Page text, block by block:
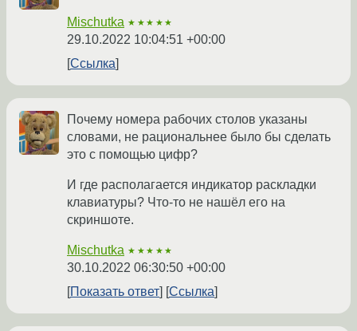
Mischutka ★★★★★
29.10.2022 10:04:51 +00:00
Ссылка
Почему номера рабочих столов указаны
словами, не рациональнее было бы сделать
это с помощью цифр?
И где располагается индикатор раскладки
клавиатуры? Что-то не нашёл его на
скриншоте.
Mischutka ★★★★★
30.10.2022 06:30:50 +00:00
Показать ответ
Ссылка